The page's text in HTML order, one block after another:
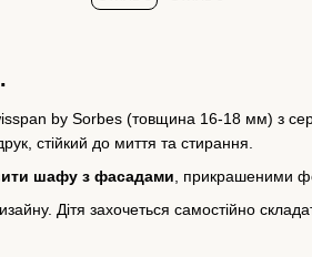
by Sorbes (товщина 16-18 мм) з
стійкий до миття та стирання.
шафу з фасадами , прикрашеними
Дітя захочеться самостійно